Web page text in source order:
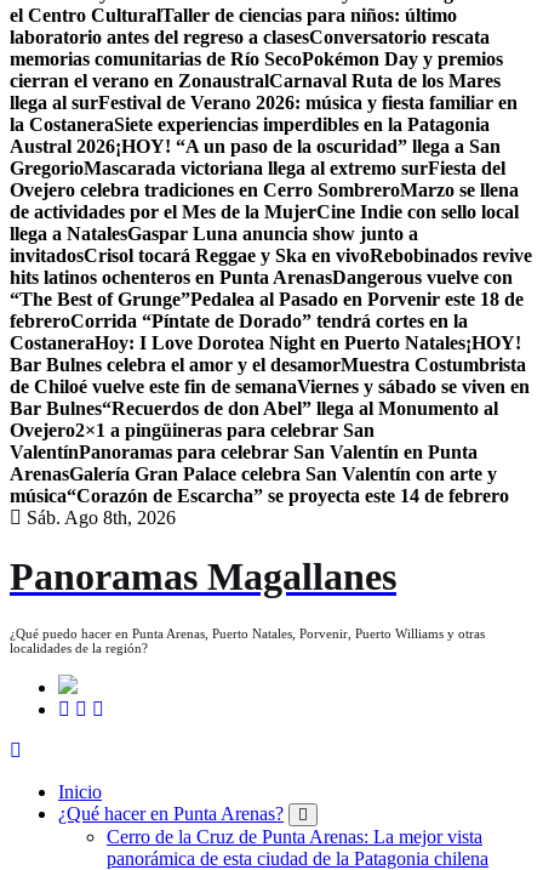
el Centro CulturalTaller de ciencias para niños: último
laboratorio antes del regreso a clasesConversatorio rescata
memorias comunitarias de Río SecoPokémon Day y premios
cierran el verano en ZonaustralCarnaval Ruta de los Mares
llega al surFestival de Verano 2026: música y fiesta familiar en
la CostaneraSiete experiencias imperdibles en la Patagonia
Austral 2026¡HOY! “A un paso de la oscuridad” llega a San
GregorioMascarada victoriana llega al extremo surFiesta del
Ovejero celebra tradiciones en Cerro SombreroMarzo se llena
de actividades por el Mes de la MujerCine Indie con sello local
llega a NatalesGaspar Luna anuncia show junto a
invitadosCrisol tocará Reggae y Ska en vivoRebobinados revive
hits latinos ochenteros en Punta ArenasDangerous vuelve con
“The Best of Grunge”Pedalea al Pasado en Porvenir este 18 de
febreroCorrida “Píntate de Dorado” tendrá cortes en la
CostaneraHoy: I Love Dorotea Night en Puerto Natales¡HOY!
Bar Bulnes celebra el amor y el desamorMuestra Costumbrista
de Chiloé vuelve este fin de semanaViernes y sábado se viven en
Bar Bulnes“Recuerdos de don Abel” llega al Monumento al
Ovejero2×1 a pingüineras para celebrar San
ValentínPanoramas para celebrar San Valentín en Punta
ArenasGalería Gran Palace celebra San Valentín con arte y
música“Corazón de Escarcha” se proyecta este 14 de febrero
Sáb. Ago 8th, 2026
Panoramas Magallanes
¿Qué puedo hacer en Punta Arenas, Puerto Natales, Porvenir, Puerto Williams y otras
localidades de la región?
Inicio
¿Qué hacer en Punta Arenas?
Cerro de la Cruz de Punta Arenas: La mejor vista
panorámica de esta ciudad de la Patagonia chilena